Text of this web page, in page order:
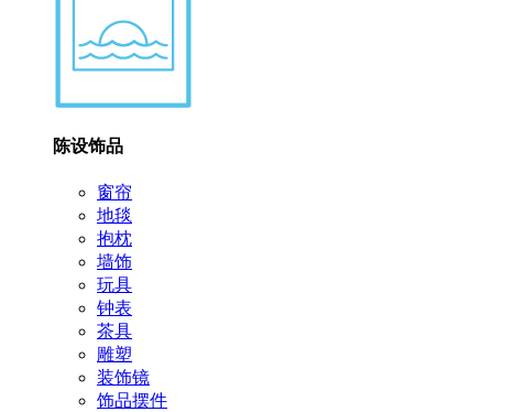
陈设饰品
窗帘
地毯
抱枕
墙饰
玩具
钟表
茶具
雕塑
装饰镜
饰品摆件